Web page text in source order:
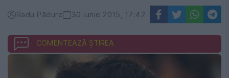
Radu Pădure 30 iunie 2015, 17:42
COMENTEAZĂ ȘTIREA